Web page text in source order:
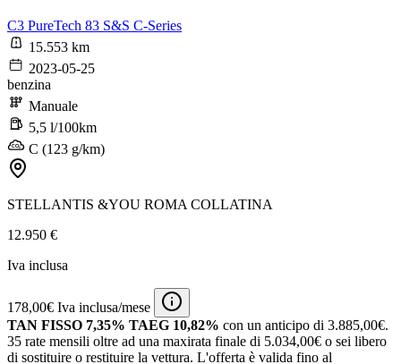
C3 PureTech 83 S&S C-Series
15.553 km
2023-05-25
benzina
Manuale
5,5 l/100km
C (123 g/km)
STELLANTIS &YOU ROMA COLLATINA
12.950 €
Iva inclusa
178,00€ Iva inclusa/mese
TAN FISSO 7,35% TAEG 10,82% con un anticipo di 3.885,00€.
35 rate mensili oltre ad una maxirata finale di 5.034,00€ o sei libero
di sostituire o restituire la vettura. L'offerta è valida fino al